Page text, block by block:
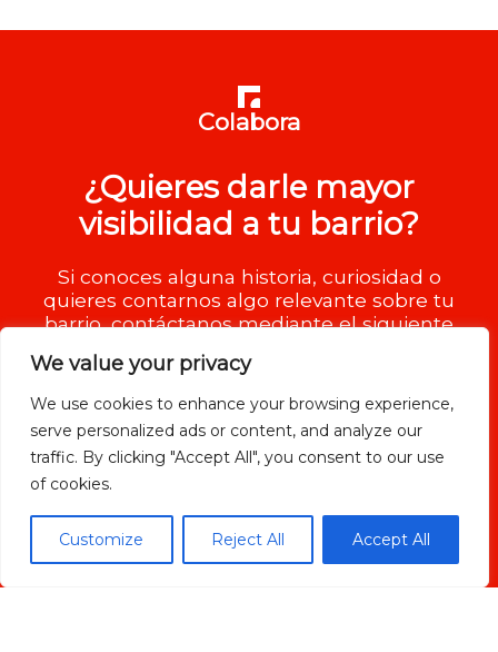
We value your privacy
We use cookies to enhance your browsing experience,
serve personalized ads or content, and analyze our
traffic. By clicking "Accept All", you consent to our use
of cookies.
Customize Reject All Accept All
Colabora
¿Quieres darle mayor
visibilidad a tu barrio?
Si conoces alguna historia, curiosidad o
quieres contarnos algo relevante sobre tu
barrio, contáctanos mediante el siguiente